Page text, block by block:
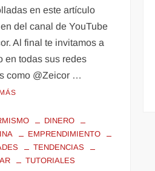
en este artículo
del canal de YouTube
Al final te invitamos a
en todas sus redes
como @Zeicor …
DINERO
EMPRENDIMIENTO
TENDENCIAS
TUTORIALES